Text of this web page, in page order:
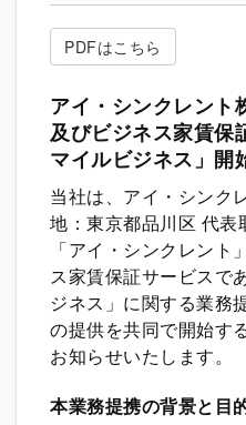
PDFはこちら
アイ・シンクレント
及びビジネス家賃保
マイルビジネス」開
当社は、アイ・シンク
地：東京都品川区 代
「アイ・シンクレント
ス家賃保証サービスで
ジネス」に関する業務
の提供を共同で開始す
お知らせいたします。
本業務提携の背景と目